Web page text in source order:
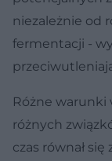
niezależnie od
fermentacji -
Różne warunki
różnych
czas równał